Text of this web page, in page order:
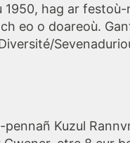
1950, hag ar festoù-
eo o doareoù.
pennañ Kuzul